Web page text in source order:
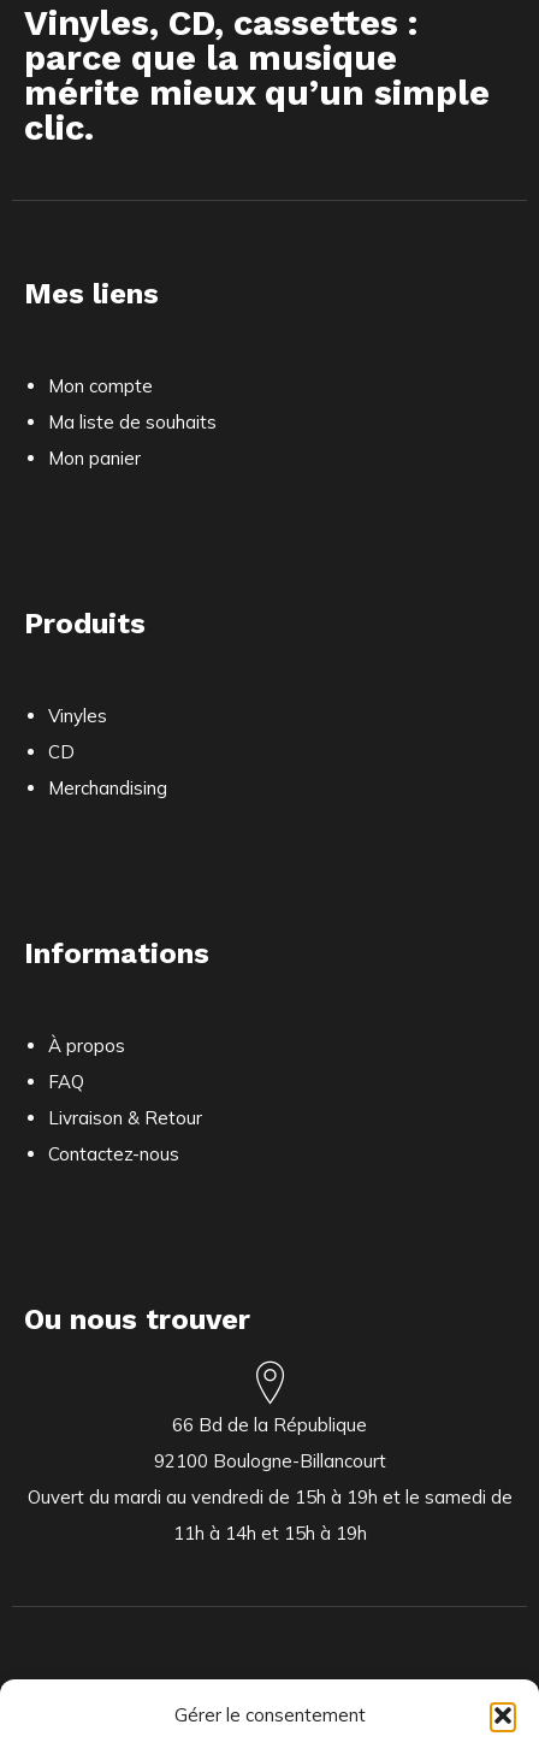
Gérer le consentement
Vinyles, CD, cassettes :
parce que la musique
mérite mieux qu’un simple
clic.
Mes liens
Mon compte
Ma liste de souhaits
Mon panier
Produits
Vinyles
CD
Merchandising
Informations
À propos
FAQ
Livraison & Retour
Contactez-nous
Ou nous trouver
66 Bd de la République
92100 Boulogne-Billancourt
Ouvert du mardi au vendredi de 15h à 19h et le samedi de
11h à 14h et 15h à 19h
toujours des pépites musicales, dont des vinyles rares et exclusifs.